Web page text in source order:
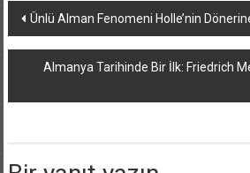
Yazı
dolaşımı
Ünlü Alman Fenomeni Holle’nin
Almanya Tarihinde Bir İlk: Friedrich